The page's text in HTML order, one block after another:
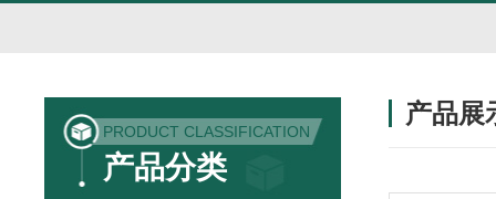
PRODUCT CLASSIFICATION
产品分类
产品展